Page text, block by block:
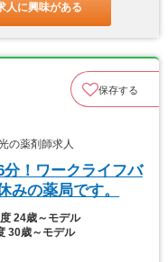
人に興味がある
保存する
の薬剤師求人
！ワークライフバ
みの薬局です。
24歳～モデル
30歳～モデル